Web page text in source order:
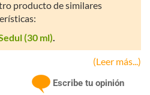
producto de similares
(30 ml).
una completa gama de productos
fitoterapia tradicional de la más
(Leer más...)
Escribe tu opinión